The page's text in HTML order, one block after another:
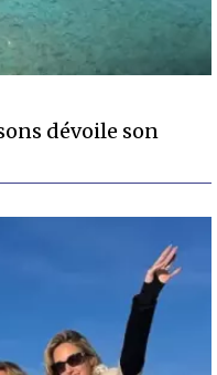
dévoile son